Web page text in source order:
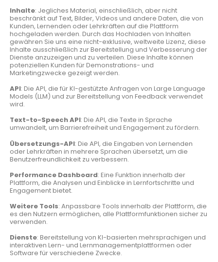
Inhalte: Jegliches Material, einschließlich, aber nicht
beschränkt auf Text, Bilder, Videos und andere Daten, die von
Kunden, Lernenden oder Lehrkräften auf die Plattform
hochgeladen werden. Durch das Hochladen von Inhalten
gewähren Sie uns eine nicht-exklusive, weltweite Lizenz, diese
Inhalte ausschließlich zur Bereitstellung und Verbesserung der
Dienste anzuzeigen und zu verteilen. Diese Inhalte können
potenziellen Kunden für Demonstrations- und
Marketingzwecke gezeigt werden.
API: Die API, die für KI-gestützte Anfragen von Large Language
Models (LLM) und zur Bereitstellung von Feedback verwendet
wird.
Text-to-Speech API: Die API, die Texte in Sprache
umwandelt, um Barrierefreiheit und Engagement zu fördern.
Übersetzungs-API: Die API, die Eingaben von Lernenden
oder Lehrkräften in mehrere Sprachen übersetzt, um die
Benutzerfreundlichkeit zu verbessern.
Performance Dashboard: Eine Funktion innerhalb der
Plattform, die Analysen und Einblicke in Lernfortschritte und
Engagement bietet.
Weitere Tools: Anpassbare Tools innerhalb der Plattform, die
es den Nutzern ermöglichen, alle Plattformfunktionen sicher zu
verwenden.
Dienste: Bereitstellung von KI-basierten mehrsprachigen und
interaktiven Lern- und Lernmanagementplattformen oder
Software für verschiedene Zwecke.